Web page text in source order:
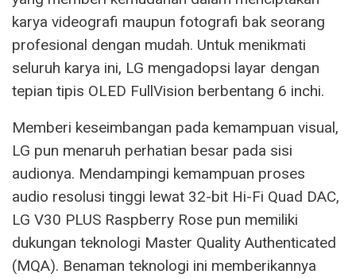
karya videografi maupun fotografi bak seorang
profesional dengan mudah. Untuk menikmati
seluruh karya ini, LG mengadopsi layar dengan
tepian tipis OLED FullVision berbentang 6 inchi.
Memberi keseimbangan pada kemampuan visual,
LG pun menaruh perhatian besar pada sisi
audionya. Mendampingi kemampuan proses
audio resolusi tinggi lewat 32-bit Hi-Fi Quad DAC,
LG V30 PLUS Raspberry Rose pun memiliki
dukungan teknologi Master Quality Authenticated
(MQA). Benaman teknologi ini memberikannya